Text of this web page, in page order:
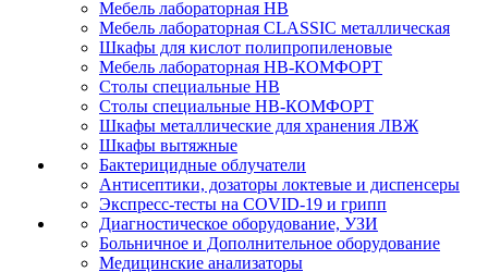
Мебель лабораторная НВ
Мебель лабораторная CLASSIC металлическая
Шкафы для кислот полипропиленовые
Мебель лабораторная НВ-КОМФОРТ
Столы специальные НВ
Столы специальные НВ-КОМФОРТ
Шкафы металлические для хранения ЛВЖ
Шкафы вытяжные
Бактерицидные облучатели
Антисептики, дозаторы локтевые и диспенсеры
Экспресс-тесты на COVID-19 и грипп
Диагностическое оборудование, УЗИ
Больничное и Дополнительное оборудование
Медицинские анализаторы